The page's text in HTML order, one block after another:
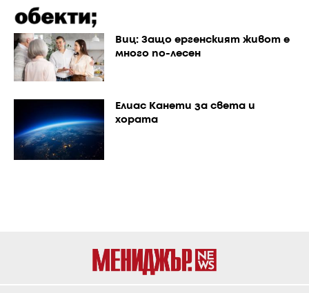
Виц: Защо ергенският живот е
много по-лесен
Елиас Канети за света и
хората